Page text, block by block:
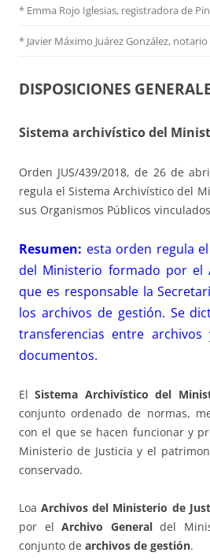
* Emma Rojo Iglesias, registradora de
* Javier Máximo Juárez González,
DISPOSICIONES
Sistema archivístico del
Orden JUS/439/2018, de 26 de
regula el Sistema Archivístico del
sus Organismos Públicos
Resumen: esta orden regula
del Ministerio formado por el
que es responsable la
los archivos de gestión. Se
transferencias entre
documentos.
ElSistema Archivístico del
conjunto ordenado de normas,
con el que se hacen funcionar y
Ministerio de Justicia y el
conservado.
LoaArchivos del Ministerio de
por elArchivo Generaldel
conjunto de archivos de gestión.